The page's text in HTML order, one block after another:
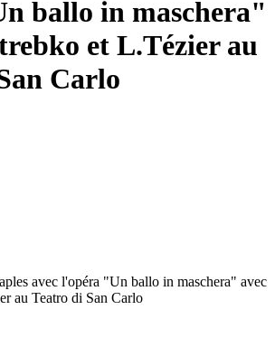
ballo in maschera"
et L.Tézier au
Carlo
avec l'opéra "Un ballo in maschera" avec
au Teatro di San Carlo